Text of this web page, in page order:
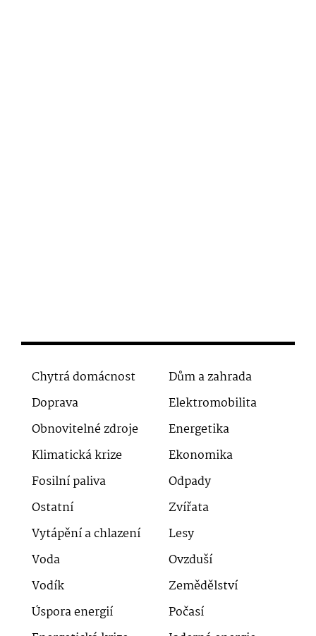
Chytrá domácnost
Dům a zahrada
Doprava
Elektromobilita
Obnovitelné zdroje
Energetika
Klimatická krize
Ekonomika
Fosilní paliva
Odpady
Ostatní
Zvířata
Vytápění a chlazení
Lesy
Voda
Ovzduší
Vodík
Zemědělství
Úspora energií
Počasí